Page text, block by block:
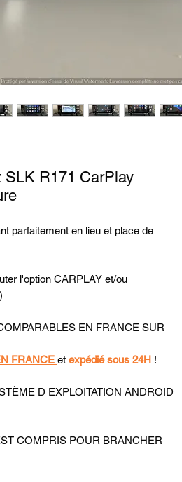
SLK R171 CarPlay
parfaitement en lieu et place de
l'option CARPLAY et/ou
EN FRANCE SUR
FRANCE et expédié sous 24H !
D EXPLOITATION ANDROID
COMPRIS POUR BRANCHER